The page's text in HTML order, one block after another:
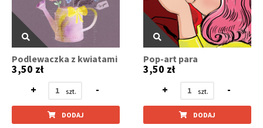
Podlewaczka z kwiatami
3,50 zł
+
-
DODAJ
Pop-art para
3,50 zł
+
-
DODAJ